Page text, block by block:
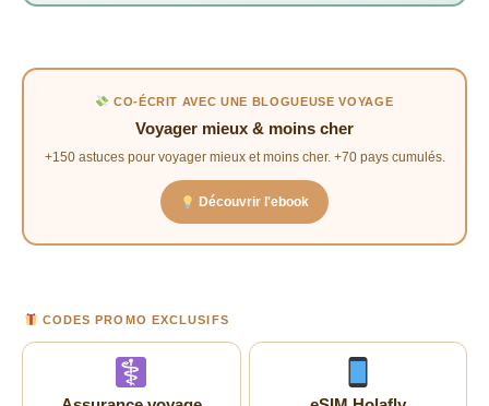
CO-ÉCRIT AVEC UNE BLOGUEUSE VOYAGE
Voyager mieux & moins cher
+150 astuces pour voyager mieux et moins cher. +70 pays cumulés.
Découvrir l'ebook
CODES PROMO EXCLUSIFS